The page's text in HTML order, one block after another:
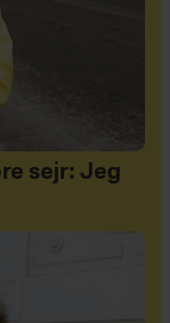
sejr: Jeg